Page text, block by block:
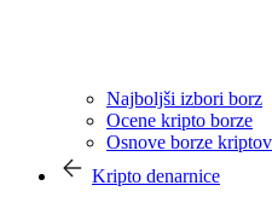
Najboljši izbori borz
Ocene kripto borze
Osnove borze
Kripto denarnice